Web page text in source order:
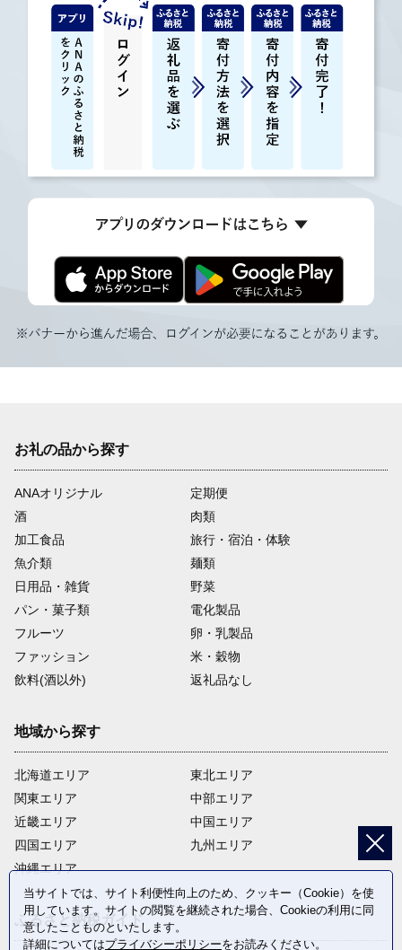
お礼の品から探す
ANAオリジナル
定期便
酒
肉類
加工食品
旅行・宿泊・体験
魚介類
麺類
日用品・雑貨
野菜
パン・菓子類
電化製品
フルーツ
卵・乳製品
ファッション
米・穀物
飲料(酒以外)
返礼品なし
地域から探す
北海道エリア
関東エリア
近畿エリア
四国エリア
沖縄エリア
東北エリア
中部エリア
中国エリア
九州エリア
ふるさと納税ガイド
当サイトでは、サイト利便性向上のため、クッキー（Cookie）を使
用しています。サイトの閲覧を継続された場合、Cookieの利用に同
意したことものといたします。
詳細についてはプライバシーポリシーをお読みください。